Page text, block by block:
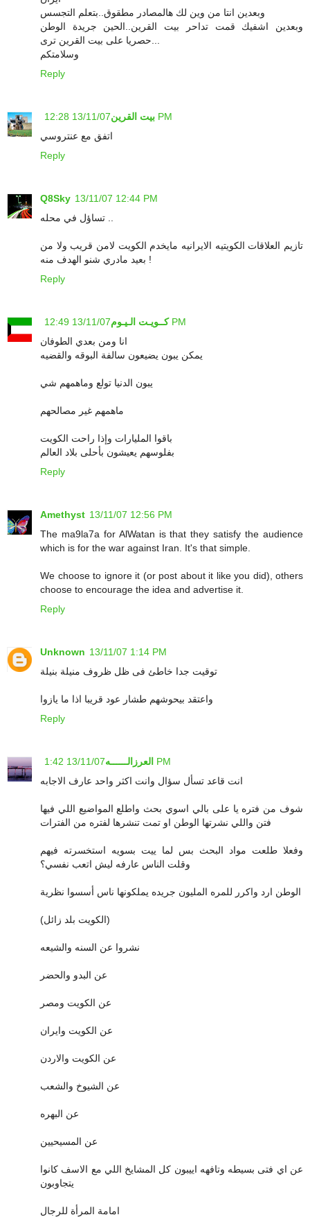
وبعدين انتا من وين لك هالمصادر مطقوق..بتعلم التجسس
وبعدين اشفيك قمت تداحر بيت القرين..الحين جريدة الوطن
وسلامتكم
Reply
بيت القرين 13/11/07 12:28 PM
اتفق مع عنتروسي
Reply
Q8Sky 13/11/07 12:44 PM
تازيم العلاقات الكويتيه الايرانيه مايخدم الكويت لامن قريب ولا من
بعيد مادري شنو الهدف منه !
Reply
كــويـت الـيـوم13/11/07 12:49 PM
انا ومن بعدي الطوفان
يمكن يبون يضيعون سالفة البوقه والقضيه
يبون الدنيا تولع وماهمهم شي
ماهمهم غير مصالحهم
باقوا المليارات وإذا راحت الكويت
بفلوسهم يعيشون بأحلى بلاد العالم
Reply
Amethyst 13/11/07 12:56 PM
The ma9la7a for AlWatan is that they satisfy the audience
which is for the war against Iran. It's that simple.
We choose to ignore it (or post about it like you did), others
choose to encourage the idea and advertise it.
Reply
Unknown 13/11/07 1:14 PM
توقيت جدا خاطئ فى ظل ظروف منيلة بنيلة
واعتقد بيحوشهم طشار عود قريبا اذا ما يازوا
Reply
العرزالــــــه 13/11/07 1:42 PM
انت قاعد تسأل سؤال وانت اكثر واحد عارف الاجابه
شوف من فتره يا على بالي اسوي بحث واطلع المواضيع اللي فيها
فتن واللي نشرتها الوطن او تمت تنشرها لفتره من الفترات
وفعلا طلعت مواد البحث بس لما ييت بسويه استخسرته فيهم
وقلت الناس عارفه ليش اتعب نفسي؟
الوطن ارد واكرر للمره المليون جريده يملكونها ناس أسسوا نظرية
(الكويت بلد زائل)
نشروا عن السنه والشيعه
عن البدو والحضر
عن الكويت ومصر
عن الكويت وايران
عن الكويت والاردن
عن الشيوخ والشعب
عن البهره
عن المسيحيين
عن اي فتى بسيطه وتافهه اييبون كل المشايخ اللي مع الاسف كانوا
يتجاوبون
امامة المرأة للرجال